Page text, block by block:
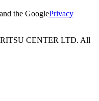
the GooglePrivacy
CENTER LTD. All